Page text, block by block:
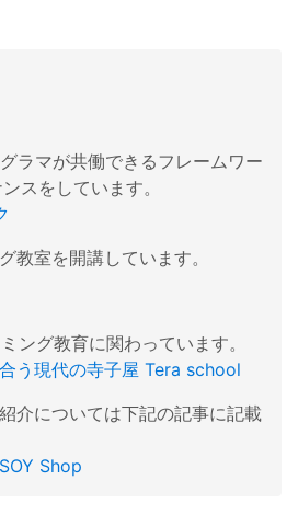
ラマが共働できるフレームワー
スをしています。
教室を開講しています。
ング教育に関わっています。
う現代の寺子屋 Tera school
介については下記の記事に記載
Shop